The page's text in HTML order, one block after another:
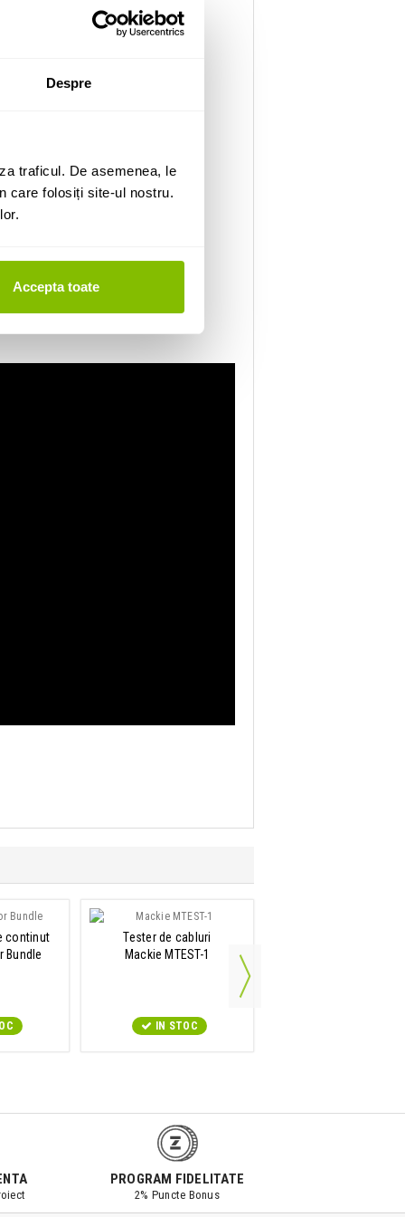
Despre
traficul. De asemenea, le
care folosiți site-ul nostru.
Accepta toate
continut
Bundle
Tester de cabluri
Mackie MTEST-1
IN STOC
PROGRAM FIDELITATE
2% Puncte Bonus